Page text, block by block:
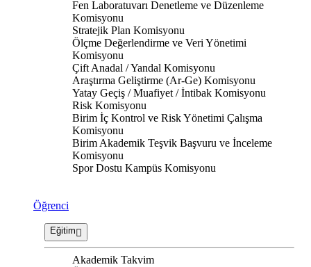
Fen Laboratuvarı Denetleme ve Düzenleme
Komisyonu
Stratejik Plan Komisyonu
Ölçme Değerlendirme ve Veri Yönetimi
Komisyonu
Çift Anadal / Yandal Komisyonu
Araştırma Geliştirme (Ar-Ge) Komisyonu
Yatay Geçiş / Muafiyet / İntibak Komisyonu
Risk Komisyonu
Birim İç Kontrol ve Risk Yönetimi Çalışma
Komisyonu
Birim Akademik Teşvik Başvuru ve İnceleme
Komisyonu
Spor Dostu Kampüs Komisyonu
Öğrenci
Eğitim
Akademik Takvim